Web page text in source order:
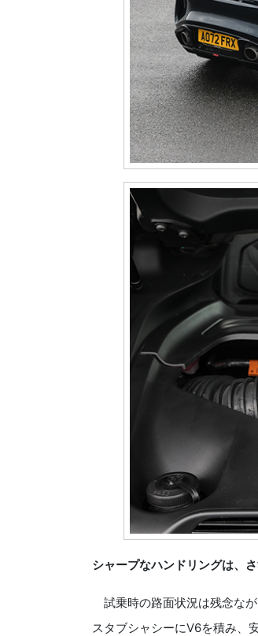
シャープなハンドリングは、
試乗時の路面状況は残念な
スタブシャシーにV6を積み、